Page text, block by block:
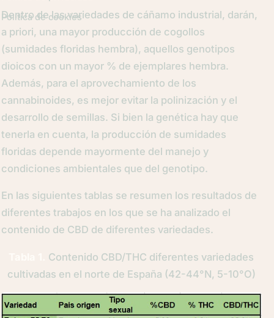
Dentro de las variedades de cáñamo industrial, darán,
a priori, una mayor producción de cogollos
(sumidades floridas hembra), aquellos genotipos
dioicos con un mayor % de ejemplares hembra.
Además, para el aprovechamiento de los
cannabinoides, es mejor evitar la polinización y el
desarrollo de semillas. Si bien la genética hay que
tenerla en cuenta, la producción de sumidades
floridas depende mayormente del manejo y
condiciones ambientales que del genotipo.
En las siguientes tablas se resumen los resultados de
diferentes trabajos en los que se ha analizado el
contenido de CBD de diferentes variedades.
Contenido CBD/THC diferentes variedades
cultivadas en el norte de España (42-44°N, 5-10°O)
Política de cookies